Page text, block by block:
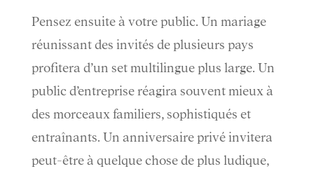
Pensez ensuite à votre public. Un mariage
réunissant des invités de plusieurs pays
profitera d’un set multilingue plus large. Un
public d’entreprise réagira souvent mieux à
des morceaux familiers, sophistiqués et
entraînants. Un anniversaire privé invitera
peut-être à quelque chose de plus ludique,